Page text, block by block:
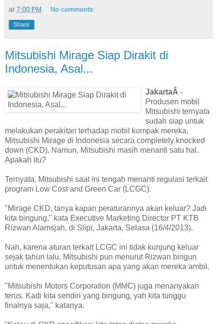
at 7:00 PM No comments:
Share
Mitsubishi Mirage Siap Dirakit di
Indonesia, Asal...
JakartaÂ -
Produsen mobil
Mitsubishi ternyata
sudah siap untuk
melakukan perakitan terhadap mobil kompak mereka,
Mitsubishi Mirage di Indonesia secara completely knocked
down (CKD). Namun, Mitsubishi masih menanti satu hal.
Apakah itu?
Ternyata, Mitsubishi saat ini tengah menanti regulasi terkait
program Low Cost and Green Car (LCGC).
"Mirage CKD, tanya kapan peraturannya akan keluar? Jadi
kita bingung," kata Executive Marketing Director PT KTB
Rizwan Alamsjah, di Slipi, Jakarta, Selasa (16/4/2013).
Nah, karena aturan terkait LCGC ini tidak kunjung keluar
sejak tahun lalu, Mitsubishi pun menurut Rizwan bingun
untuk menentukan keputusan apa yang akan mereka ambil.
"Mitsubishi Motors Corporation (MMC) juga menanyakan
terus. Kadi kita sendiri yang bingung, yah kita tunggu
finalnya saja," katanya.